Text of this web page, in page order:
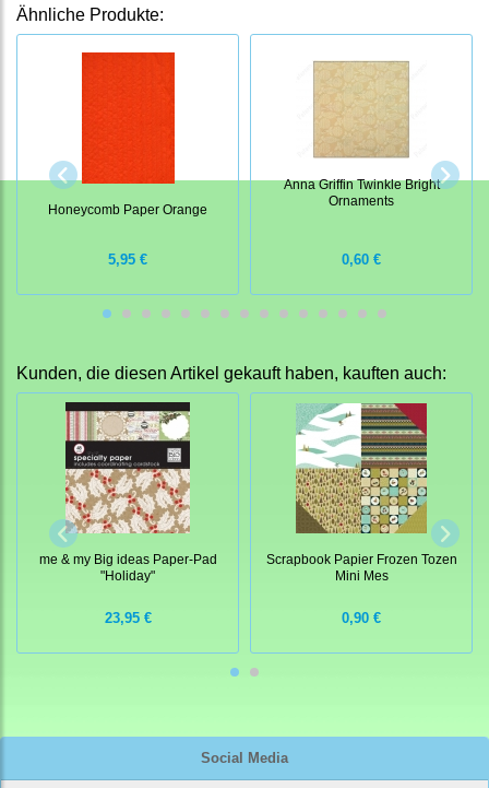
Social Media
Ähnliche Produkte:
Honeycomb Paper Orange
5,95 €
Anna Griffin Twinkle Bright
Ornaments
0,60 €
Kunden, die diesen Artikel gekauft haben, kauften auch:
me & my Big ideas Paper-Pad
"Holiday"
23,95 €
Scrapbook Papier Frozen Tozen
Mini Mes
0,90 €